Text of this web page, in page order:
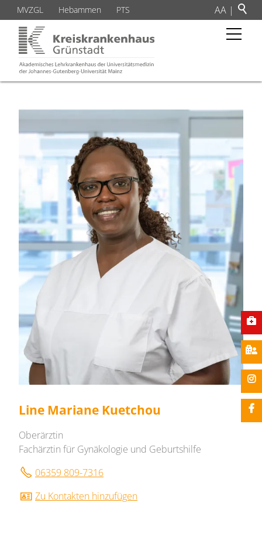
MVZGL Hebammen PTS AA |
Line Mariane Kuetchou
Oberärztin
Fachärztin für Gynäkologie und Geburtshilfe
06359 809-7316
Zu Kontakten hinzufügen